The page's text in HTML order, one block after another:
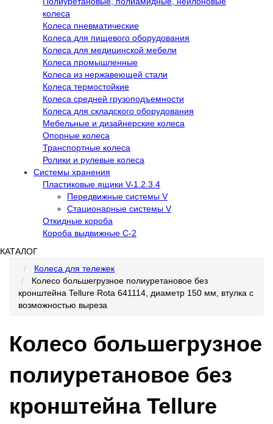
колеса
Колеса пневматические
Колеса для пищевого оборудования
Колеса для медицинской мебели
Колеса промышленные
Колеса из нержавеющей стали
Колеса термостойкие
Колеса средней грузоподъемности
Колеса для складского оборудования
Мебельные и дизайнерские колеса
Опорные колеса
Транспортные колеса
Ролики и рулевые колеса
Системы хранения
Пластиковые ящики V-1.2.3.4
Передвижные системы V
Стационарные системы V
Откидные короба
Короба выдвижные С-2
КАТАЛОГ
Колеса для тележек
Колесо большегрузное полиуретановое без
кронштейна Tellure Rota 641114, диаметр 150 мм, втулка с
возможностью выреза
Колесо большегрузное
полиуретановое без
кронштейна Tellure